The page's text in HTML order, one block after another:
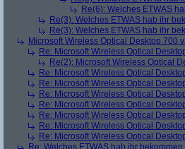
Re(6): Welches ETWAS
Re(3): Welches ETWAS hab ihr
Re(3): Welches ETWAS hab ihr
Microsoft Wireless Optical Desktop 700
Re: Microsoft Wireless Optical
Re(2): Microsoft Wireless Optical
Re: Microsoft Wireless Optical
Re: Microsoft Wireless Optical
Re: Microsoft Wireless Optical
Re: Microsoft Wireless Optical
Re: Microsoft Wireless Optical
Re: Microsoft Wireless Optical
Re: Microsoft Wireless Optical
Re: Welches ETWAS hab ihr